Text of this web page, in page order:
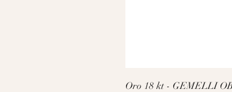
Oro 18 kt - GEMELLI